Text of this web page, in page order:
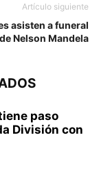
Artículo siguiente
asisten a funeral
de Nelson Mandela
paso
División con